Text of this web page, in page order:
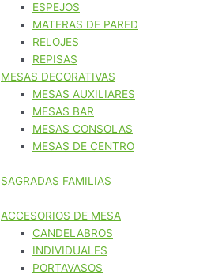
ESPEJOS
MATERAS DE PARED
RELOJES
REPISAS
MESAS DECORATIVAS
MESAS AUXILIARES
MESAS BAR
MESAS CONSOLAS
MESAS DE CENTRO
SAGRADAS FAMILIAS
ACCESORIOS DE MESA
CANDELABROS
INDIVIDUALES
PORTAVASOS